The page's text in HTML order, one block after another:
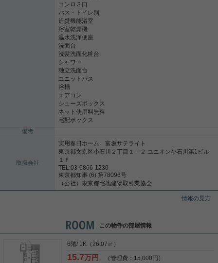
コンロ３口
バス・トイレ別
追焚機能浴室
浴室乾燥機
温水洗浄便座
洗面台
洗髪洗面化粧台
シャワー
独立洗面台
ユニットバス
浴槽
エアコン
シューズボックス
ネット使用料無料
宅配ボックス
備考
取扱会社
実用春日ホーム 富坂サテライト
東京都文京区小石川２丁目１－２ ユニオン小石川第1ビル
１Ｆ
TEL:03-6866-1230
東京都知事 (6) 第78096号
（公社）東京都宅地建物取引業協会
情報の見方
この物件の部屋情報
6階/ 1K（26.07㎡）
15.7万円 （管理費：15,000円）